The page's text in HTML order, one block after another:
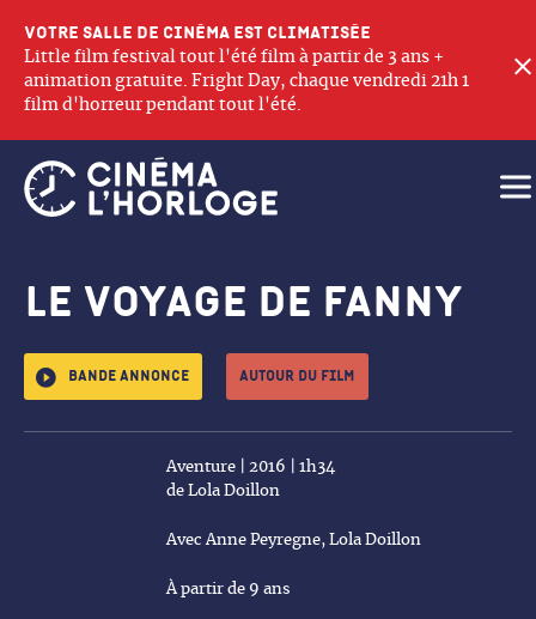
Votre salle de cinéma est climatisée
Little film festival tout l'été film à partir de 3 ans +
animation gratuite. Fright Day, chaque vendredi 21h 1
film d'horreur pendant tout l'été.
Le voyage de Fanny
Bande annonce Autour du film
Aventure | 2016 | 1h34
de Lola Doillon
Avec Anne Peyregne, Lola Doillon
À partir de 9 ans